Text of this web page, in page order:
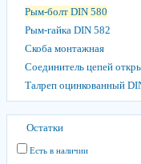
Рым-болт DIN 580
Рым-гайка DIN 582
Скоба монтажная
Соединитель цепей
Талреп оцинкованный
Остатки
Есть в наличии